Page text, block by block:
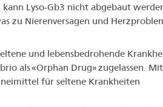
Lyso-Gb3 nicht abgebaut
zu Nierenversagen und
und lebensbedrohende
als «Orphan Drug» zugelassen. Mit
für seltene Krankheiten